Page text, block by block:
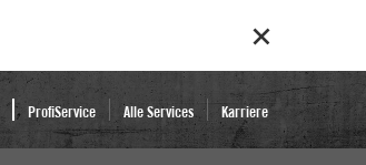
ProfiService Alle Services Karriere